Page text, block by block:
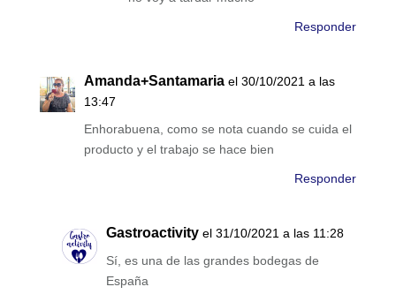
Responder
Amanda+Santamaria el 30/10/2021 a las
13:47
Enhorabuena, como se nota cuando se cuida el
producto y el trabajo se hace bien
Responder
Gastroactivity el 31/10/2021 a las 11:28
Sí, es una de las grandes bodegas de
España